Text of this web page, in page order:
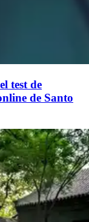
test de
de Santo